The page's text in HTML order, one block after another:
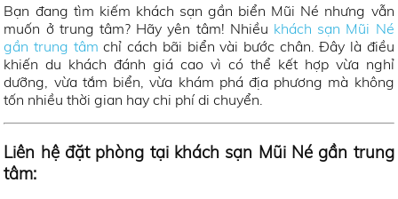
Bạn đang tìm kiếm khách sạn gần biển Mũi Né nhưng vẫn
muốn ở trung tâm? Hãy yên tâm! Nhiều khách sạn Mũi Né
gần trung tâm chỉ cách bãi biển vài bước chân. Đây là điều
khiến du khách đánh giá cao vì có thể kết hợp vừa nghỉ
dưỡng, vừa tắm biển, vừa khám phá địa phương mà không
tốn nhiều thời gian hay chi phí di chuyển.
Liên hệ đặt phòng tại khách sạn Mũi Né gần trung
tâm: